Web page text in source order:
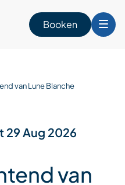
Booken
van Lune Blanche
29 Aug 2026
van